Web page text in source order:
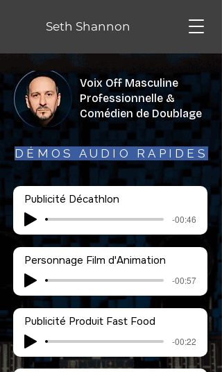
Seth Shannon
Voix Off Masculine
Professionnelle &
Comédien de Doublage
DÉMOS AUDIO RAPIDES
Publicité Décathlon
-00:46
Personnage Film d'Animation
-00:57
Publicité Produit Fast Food
-00:22